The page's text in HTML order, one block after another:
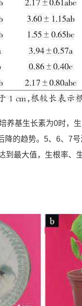
养基生长素为0时，
降的趋势。5、6、7
到最大值，生根率、